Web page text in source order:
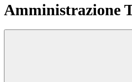
Amministrazione